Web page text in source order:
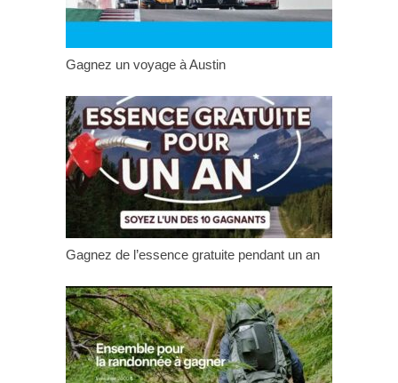
Gagnez un voyage à Austin
Gagnez de l’essence gratuite pendant un an